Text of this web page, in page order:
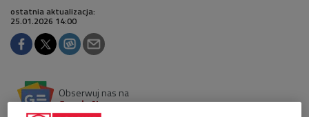
ostatnia aktualizacja:
25.01.2026 14:00
Obserwuj nas na
Google News